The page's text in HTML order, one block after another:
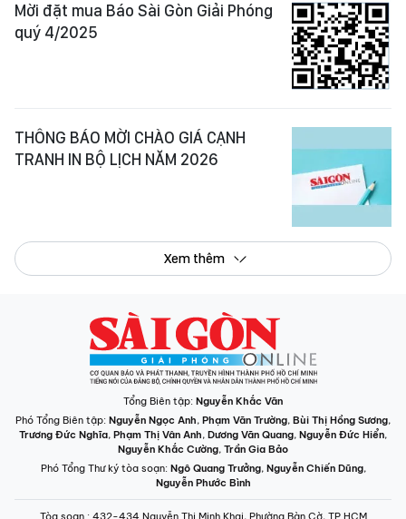
Mời đặt mua Báo Sài Gòn Giải Phóng
quý 4/2025
THÔNG BÁO MỜI CHÀO GIÁ CẠNH
TRANH IN BỘ LỊCH NĂM 2026
Xem thêm
Tổng Biên tập: Nguyễn Khắc Văn
Phó Tổng Biên tập: Nguyễn Ngọc Anh, Phạm Văn Trường, Bùi Thị Hồng Sương,
Trương Đức Nghĩa, Phạm Thị Vân Anh, Dương Văn Quang, Nguyễn Đức Hiển,
Nguyễn Khắc Cường, Trần Gia Bảo
Phó Tổng Thư ký tòa soạn: Ngô Quang Trưởng, Nguyễn Chiến Dũng,
Nguyễn Phước Bình
Tòa soạn : 432-434 Nguyễn Thị Minh Khai, Phường Bàn Cờ, TP.HCM